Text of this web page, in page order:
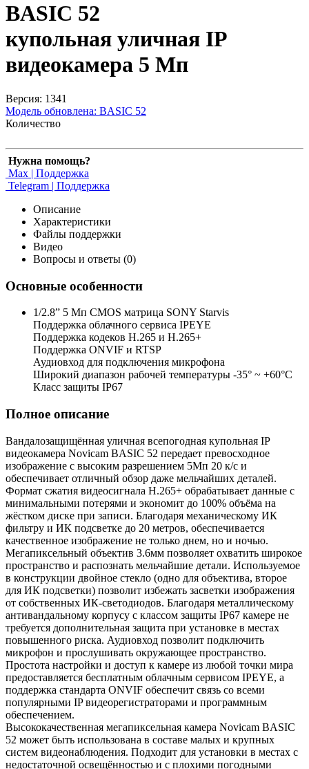
BASIC 52
купольная уличная IP
видеокамера 5 Мп
Версия: 1341
Модель обновлена: BASIC 52
Количество
Нужна помощь?
Max | Поддержка
Telegram | Поддержка
Описание
Характеристики
Файлы поддержки
Видео
Вопросы и ответы (0)
Основные особенности
1/2.8” 5 Мп CMOS матрица SONY Starvis
Поддержка облачного сервиса IPEYE
Поддержка кодеков H.265 и H.265+
Поддержка ONVIF и RTSP
Аудиовход для подключения микрофона
Широкий диапазон рабочей температуры -35° ~ +60°C
Класс защиты IP67
Полное описание
Вандалозащищённая уличная всепогодная купольная IP
видеокамера Novicam BASIC 52 передает превосходное
изображение с высоким разрешением 5Мп 20 к/с и
обеспечивает отличный обзор даже мельчайших деталей.
Формат сжатия видеосигнала H.265+ обрабатывает данные с
минимальными потерями и экономит до 100% объёма на
жёстком диске при записи. Благодаря механическому ИК
фильтру и ИК подсветке до 20 метров, обеспечивается
качественное изображение не только днем, но и ночью.
Мегапиксельный объектив 3.6мм позволяет охватить широкое
пространство и распознать мельчайшие детали. Используемое
в конструкции двойное стекло (одно для объектива, второе
для ИК подсветки) позволит избежать засветки изображения
от собственных ИК-светодиодов. Благодаря металлическому
антивандальному корпусу с классом защиты IP67 камере не
требуется дополнительная защита при установке в местах
повышенного риска. Аудиовход позволит подключить
микрофон и прослушивать окружающее пространство.
Простота настройки и доступ к камере из любой точки мира
предоставляется бесплатным облачным сервисом IPEYE, а
поддержка стандарта ONVIF обеспечит связь со всеми
популярными IP видеорегистраторами и программным
обеспечением.
Высококачественная мегапиксельная камера Novicam BASIC
52 может быть использована в составе малых и крупных
систем видеонаблюдения. Подходит для установки в местах с
недостаточной освещённостью и с плохими погодными